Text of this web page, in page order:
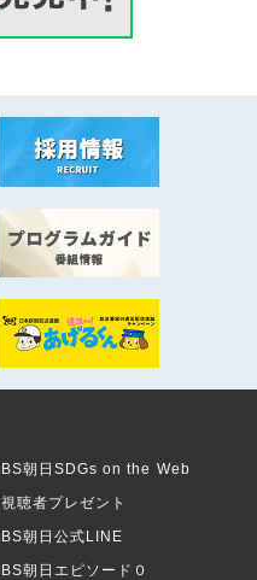
BS朝日SDGs on the Web
視聴者プレゼント
BS朝日公式LINE
BS朝日エピソード０